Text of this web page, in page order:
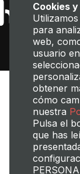
Política de
Cookies
para
web,
usuario
obtener
cómo
nuestra
Pulsa el
que has